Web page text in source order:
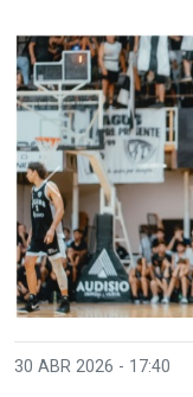
Anterior
30 ABR 2026 - 17:40